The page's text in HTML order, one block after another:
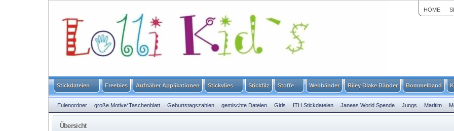
HOME
Stickdateien Freebies Aufnäher Applikationen Stickvlies Stickfilz Stoffe Webbänder Riley Blake Bänder Bommelband
Eulenordner große Motive*Taschenblatt Geburtstagszahlen gemischte Dateien Girls ITH Stickdateien Janeas World Spende Jungs Maritim
Serien Schule Sprüche Verzierungen Tiere Tiere in Love Ostern Weihnachten Winter
Übersicht